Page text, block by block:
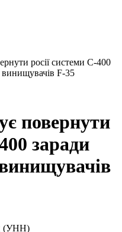
росії системи С-400
F-35
повернути
заради